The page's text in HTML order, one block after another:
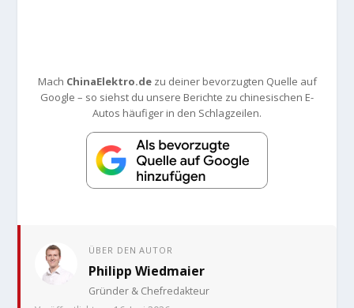
Mach ChinaElektro.dezu deiner bevorzugten Quelle auf
Google – so siehst du unsere Berichte zu chinesischen E-
Autos häufiger in den Schlagzeilen.
ÜBER DEN AUTOR
Philipp Wiedmaier
Gründer & Chefredakteur